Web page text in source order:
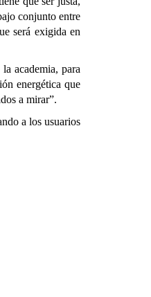
conjunto entre
será exigida en
academia, para
energética que
a mirar”.
a los usuarios